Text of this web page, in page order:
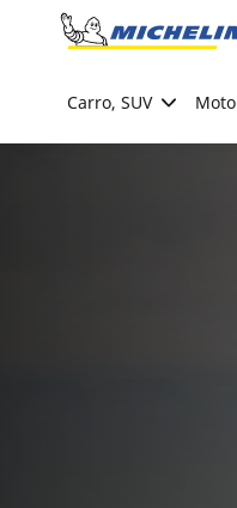
Go to page content
Carro, SUV Moto